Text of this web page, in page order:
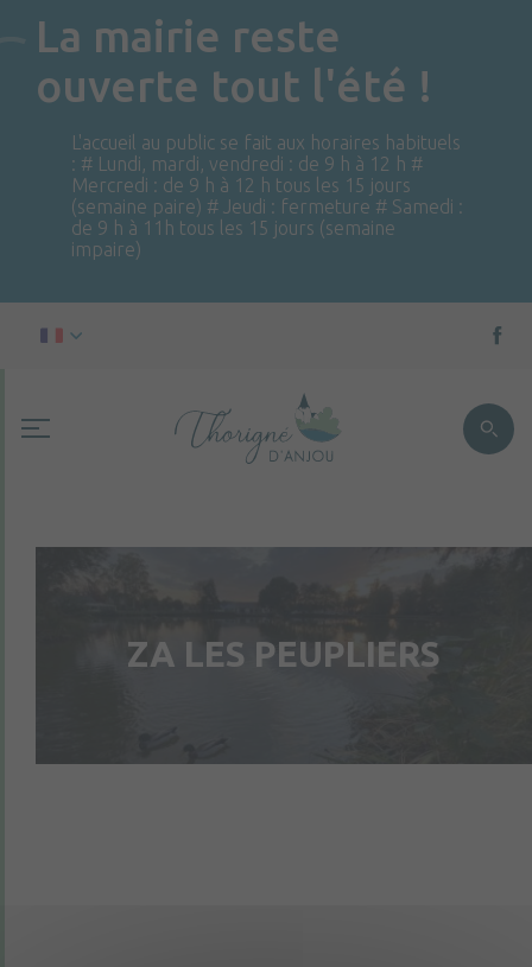
La mairie reste
ouverte tout l'été !
L'accueil au public se fait aux horaires habituels
: # Lundi, mardi, vendredi : de 9 h à 12 h #
Mercredi : de 9 h à 12 h tous les 15 jours
(semaine paire) # Jeudi : fermeture # Samedi :
de 9 h à 11h tous les 15 jours (semaine
impaire)
ZA LES PEUPLIERS